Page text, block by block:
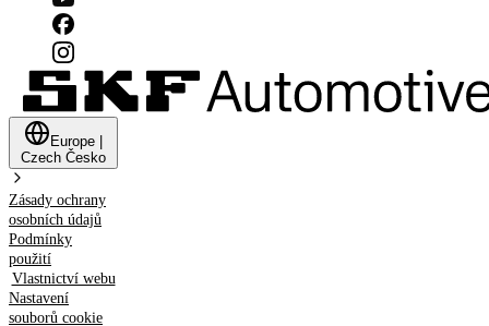
Europe
Czech Česko
Zásady ochrany
osobních údajů
Podmínky
použití
Vlastnictví webu
Nastavení
souborů cookie